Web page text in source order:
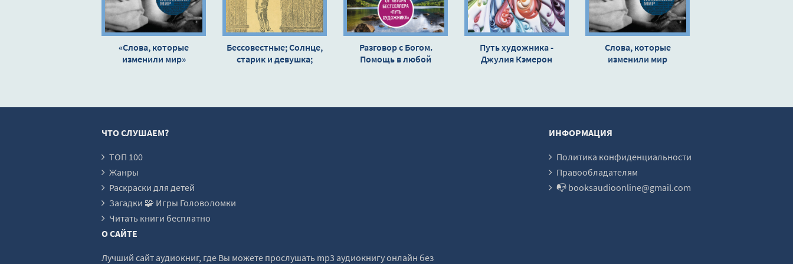
17_Gorod-grehov
18_Horoshiy-plohoy-zloy
19_Hrabroe-serdtse
23_Kazino
24_Korol-Lev
25_Krepkiy-oreshek
26_Kriminalnoe-chtivo
27_KrYostnyy-otets
28_Litso-so-shramom
«Слова, которые
изменили мир»
Бессовестные; Солнце,
старик и девушка;
Разговор с Богом.
Помощь в любой
Путь художника -
Джулия Кэмерон
Слова, которые
изменили мир
ЧТО СЛУШАЕМ?
ТОП 100
Жанры
Раскраски для детей
Загадки 🧩 Игры Головоломки
Читать книги бесплатно
ИНФОРМАЦИЯ
Политика конфиденциальности
Правообладателям
📭 booksaudioonline@gmail.com
О САЙТЕ
Лучший сайт аудиокниг, где Вы можете прослушать mp3 аудиокнигу онлайн без